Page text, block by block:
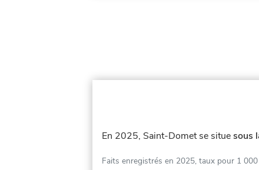
En 2025, Saint-Domet se situesous
Faits enregistrés en 2025, taux pour 1